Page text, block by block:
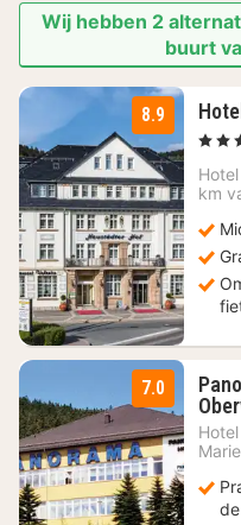
Wij hebben 2
buurt
8.9
, 4
km
7.0